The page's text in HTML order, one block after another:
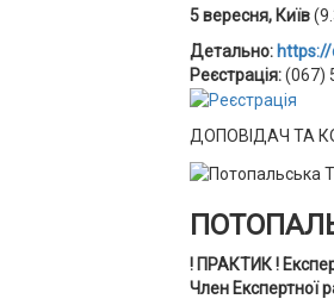
5 вересня, Київ
Детально: https://
Реєстрація:(067)
ДОПОВІДАЧ ТА
! ПРАКТИК !
Член Експертної